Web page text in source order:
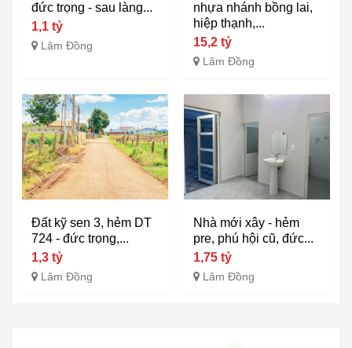
đức trọng - sau làng...
1,1 tỷ
Lâm Đồng
nhựa nhánh bồng lai,
hiệp thạnh,...
15,2 tỷ
Lâm Đồng
Đất kỹ sen 3, hẻm DT
724 - đức trọng,...
1,3 tỷ
Lâm Đồng
Nhà mới xây - hẻm
pre, phú hội cũ, đức...
1,75 tỷ
Lâm Đồng